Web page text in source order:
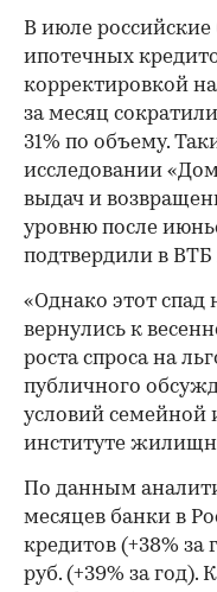
В июле
ипотечных
корректировкой
за месяц
31% по объему.
исследовании
выдач и
уровню после
подтвердили в ВТБ
«Однако этот
вернулись к
роста спроса на
публичного
условий семейной
институте
По данным
месяцев банки в
кредитов (+38%
руб. (+39% за год).